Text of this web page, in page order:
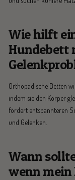
Wie hilft
Hundebett
Orthopädische Betten
indem sie den Körper
fördert entspannteren
und Gelenken.
Wann
wenn mein